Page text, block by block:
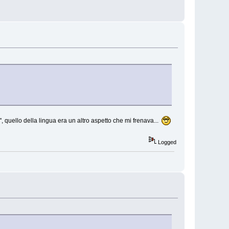
della lingua era un altro aspetto che mi frenava...
Logged